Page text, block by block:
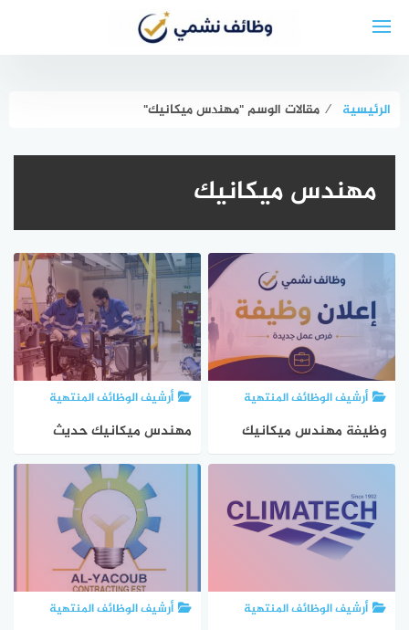
الرئيسية ⁄ مقالات الوسم "مهندس ميكانيك"
مهندس ميكانيك
أرشيف الوظائف المنتهية
وظيفة مهندس ميكانيك
حديث التخرج في ضاحية
الياسمين
أرشيف الوظائف المنتهية
مهندس ميكانيك حديث
التخرج في ضاحية الياسمين
أرشيف الوظائف المنتهية أرشيف الوظائف المنتهية